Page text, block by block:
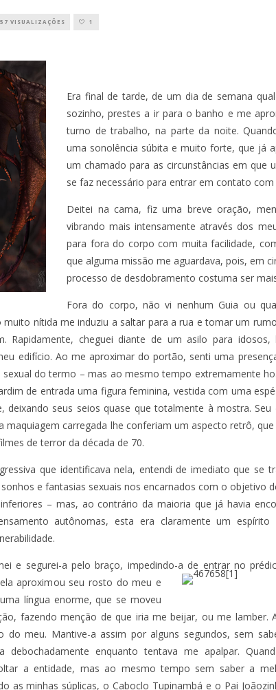
VISUALIZAÇÕES 1
Era final de tarde, de um dia de semana
sozinho, prestes a ir para o banho e me
turno de trabalho, na parte da noite.
uma sonolência súbita e muito forte, que já
um chamado para as circunstâncias em que
se faz necessário para entrar em contato com
Deitei na cama, fiz uma breve oração,
vibrando mais intensamente através dos
para fora do corpo com muita facilidade,
que alguma missão me aguardava, pois, em
processo de desdobramento costuma ser
Fora do corpo, não vi nenhum Guia ou
nítida me induziu a saltar para a rua e tomar um
Rapidamente, cheguei diante de um asilo para idosos,
edifício. Ao me aproximar do portão, senti uma
do termo – mas ao mesmo tempo extremamente
de entrada uma figura feminina, vestida com uma
deixando seus seios quase que totalmente à mostra. Seu
maquiagem carregada lhe conferiam um aspecto retrô,
de terror da década de 70.
que identificava nela, entendi de imediato que se
e fantasias sexuais nos encarnados com o objetivo
– mas, ao contrário da maioria que já havia
autônomas, esta era claramente um espírito
e segurei-a pelo braço, impedindo-a de entrar no
aproximou seu rosto do meu e
língua enorme, que se moveu
fazendo menção de que iria me beijar, ou me lamber.
do meu. Mantive-a assim por alguns segundos, sem
debochadamente enquanto tentava me apalpar.
a entidade, mas ao mesmo tempo sem saber a
as minhas súplicas, o Caboclo Tupinambá e o Pai